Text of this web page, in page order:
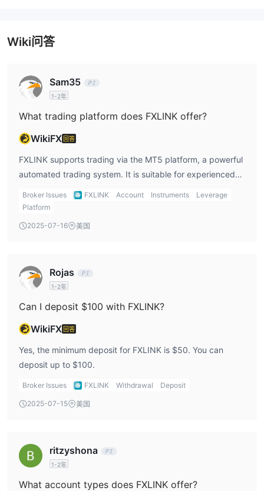
奥克塔FX：一家信誉良好的经纪商，以其具有竞争力的交易条件和
温莎经纪公司
化的金融工具而享有盛誉，使其成为寻求全面交易体验的交易者的首
外汇市场 ：提供可访问的账户选项、免费的 VPS 托管和各种交易
工具，对于寻求用户友好且功能丰富的交易环境的初学者和经验丰富
的交易者来说都是一个有吸引力的选择。
最终，对于个人交易者来说最好的经纪商将取决于他们的具体交易风
格、偏好和需求。
是 FXLINK安全还是骗局？
货协会（NFA，编号：0538938）许可证被视为未经授
融机构的指导方针和法规。这可能会使投资者面临更高的风险并增加
欺诈活动的可能性。
考虑到这些危险信号，在处理这些问题时必须极其谨慎 FXLINK。投
资者应避免与不受监管的金融实体打交道，因为它们可能对资金和个
人信息构成重大风险。
为确保您的金融交易和投资安全，建议与受监管且信誉良好的经纪人
或金融机构合作。在与任何金融服务提供商打交道之前，始终进行彻
底的研究，检查有效许可证并阅读客户评论。还建议向值得信赖的金
害。
FXLINK提供广泛的市场工具，为交易者提供超过 2,000 种金融产
品。这外汇市场可用，允许交易者参与货币对交易并利用全球货币
波动的优势。此外， FXLINK优惠指数 ，使交易者能够推测特定细
Wiki问答
Sam35
1-2年
What trading platform does FXLINK offer?
WikiFX 回答
FXLINK supports trading via the MT5 platform, a powerful
automated trading system. It is suitable for experienced
Broker Issues FXLINK Account Instruments
Leverage
Platform
2025-07-16 美国
Rojas
1-2年
Can I deposit $100 with FXLINK?
WikiFX 回答
Yes, the minimum deposit for FXLINK is $50. You can
deposit up to $100.
Broker Issues FXLINK Withdrawal Deposit
2025-07-15 美国
ritzyshona
1-2年
What account types does FXLINK offer?